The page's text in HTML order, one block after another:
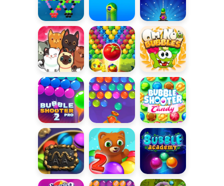
Bubble Ocean
Bubble
Shooter
World Cup
Bąbelkowe
działo
Bąbelkowe
kociaki
Owocowy
Bubble
Shooter
Om Nom
Bubbles
Bubble
Shooter Pro 2
Droga na
szczyt
Bubble
Shooter
Candy
Maya
Bubble
Bubble